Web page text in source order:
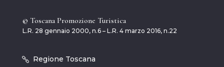
© Toscana Promozione Turistica
L.R. 28 gennaio 2000, n.6 – L.R. 4 marzo 2016, n.22
Regione Toscana